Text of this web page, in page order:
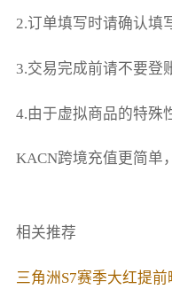
2.订单填写时请确认填
3.交易完成前请不要登
4.由于虚拟商品的特殊
KACN跨境充值更简单
相关推荐
三角洲S7赛季大红提